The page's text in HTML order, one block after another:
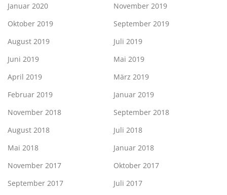
Januar 2020
November 2019
Oktober 2019
September 2019
August 2019
Juli 2019
Juni 2019
Mai 2019
April 2019
März 2019
Februar 2019
Januar 2019
November 2018
September 2018
August 2018
Juli 2018
Mai 2018
Januar 2018
November 2017
Oktober 2017
September 2017
Juli 2017